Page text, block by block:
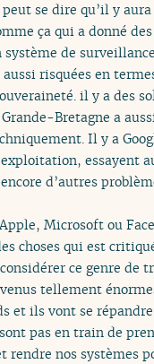
se dire qu’il y
ça qui a donné
de
risquées en
il y a des
Bretagne a
Il y a
essayent
d’autres
Microsoft ou
choses qui est
ce genre de
tellement
ils vont se
pas en train de
nos systèmes